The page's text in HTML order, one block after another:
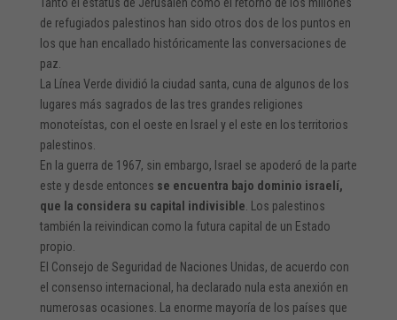
Tanto el estatus de Jerusalén como el retorno de los millones
de refugiados palestinos han sido otros dos de los puntos en
los que han encallado históricamente las conversaciones de
paz.
La Línea Verde dividió la ciudad santa, cuna de algunos de los
lugares más sagrados de las tres grandes religiones
monoteístas, con el oeste en Israel y el este en los territorios
palestinos.
En la guerra de 1967, sin embargo, Israel se apoderó de la parte
este y desde entonces se encuentra bajo dominio israelí,
que la considera su capital indivisible. Los palestinos
también la reivindican como la futura capital de un Estado
propio.
El Consejo de Seguridad de Naciones Unidas, de acuerdo con
el consenso internacional, ha declarado nula esta anexión en
numerosas ocasiones. La enorme mayoría de los países que